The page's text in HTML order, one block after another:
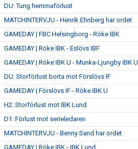
DU: Tung hemmaförlust
MATCHINTERVJU - Henrik Ehnberg har ordet
GAMEDAY | FBC Helsingborg - Röke IBK
GAMEDAY | Röke IBK - Eslövs IBF
GAMEDAY | Röke IBK U - Munka-Ljungby IBK U
DU: Storförlust borta mot Förslövs IF
GAMEDAY | Förslövs IF - Röke IBK U
H2: Storförlust mot IBK Lund
D1: Förlust mot serieledaren
MATCHINTERVJU - Benny Sand har ordet
GAMEDAY | Röke IBK - IBK Lund